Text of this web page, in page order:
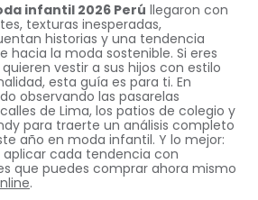
infantil 2026 Perú llegaron con
texturas inesperadas,
historias y una tendencia
hacia la moda sostenible. Si eres
vestir a sus hijos con estilo
esta guía es para ti. En
observando las pasarelas
de Lima, los patios de colegio y
para traerte un análisis completo
año en moda infantil. Y lo mejor:
cada tendencia con
que puedes comprar ahora mismo
.